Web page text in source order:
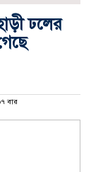
ঢলের
বার